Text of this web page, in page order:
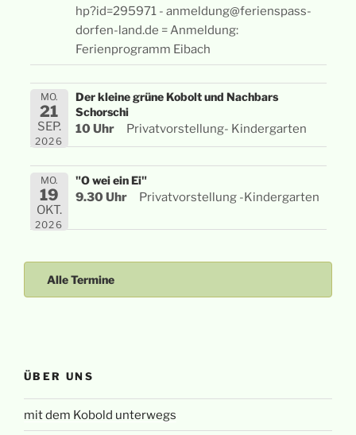
hp?id=295971 - anmeldung@ferienspass-
dorfen-land.de = Anmeldung:
Ferienprogramm Eibach
MO.
21
SEP.
2026
Der kleine grüne Kobolt und Nachbars
Schorschi
10 Uhr Privatvorstellung- Kindergarten
MO.
19
OKT.
2026
"O wei ein Ei"
9.30 Uhr Privatvorstellung -Kindergarten
Alle Termine
ÜBER UNS
mit dem Kobold unterwegs